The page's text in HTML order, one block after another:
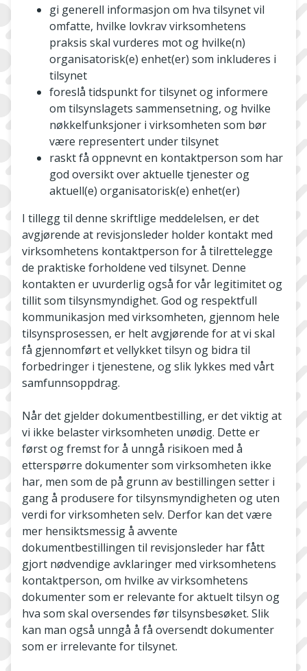
gi generell informasjon om hva tilsynet vil
omfatte, hvilke lovkrav virksomhetens
praksis skal vurderes mot og hvilke(n)
organisatorisk(e) enhet(er) som inkluderes i
tilsynet
foreslå tidspunkt for tilsynet og informere
om tilsynslagets sammensetning, og hvilke
nøkkelfunksjoner i virksomheten som bør
være representert under tilsynet
raskt få oppnevnt en kontaktperson som har
god oversikt over aktuelle tjenester og
aktuell(e) organisatorisk(e) enhet(er)
I tillegg til denne skriftlige meddelelsen, er det
avgjørende at revisjonsleder holder kontakt med
virksomhetens kontaktperson for å tilrettelegge
de praktiske forholdene ved tilsynet. Denne
kontakten er uvurderlig også for vår legitimitet og
tillit som tilsynsmyndighet. God og respektfull
kommunikasjon med virksomheten, gjennom hele
tilsynsprosessen, er helt avgjørende for at vi skal
få gjennomført et vellykket tilsyn og bidra til
forbedringer i tjenestene, og slik lykkes med vårt
samfunnsoppdrag.
Når det gjelder dokumentbestilling, er det viktig at
vi ikke belaster virksomheten unødig. Dette er
først og fremst for å unngå risikoen med å
etterspørre dokumenter som virksomheten ikke
har, men som de på grunn av bestillingen setter i
gang å produsere for tilsynsmyndigheten og uten
verdi for virksomheten selv. Derfor kan det være
mer hensiktsmessig å avvente
dokumentbestillingen til revisjonsleder har fått
gjort nødvendige avklaringer med virksomhetens
kontaktperson, om hvilke av virksomhetens
dokumenter som er relevante for aktuelt tilsyn og
hva som skal oversendes før tilsynsbesøket. Slik
kan man også unngå å få oversendt dokumenter
som er irrelevante for tilsynet.